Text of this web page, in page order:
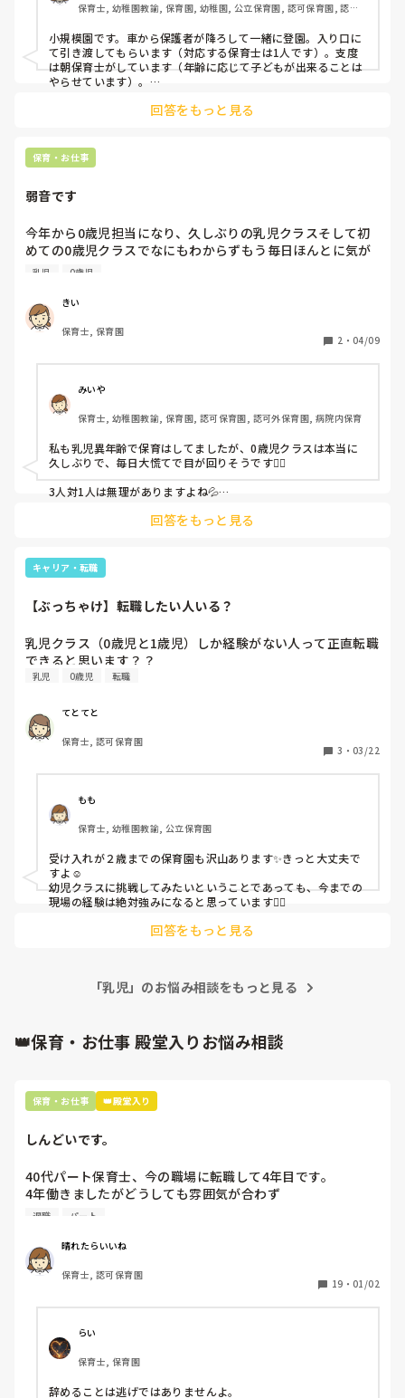
時間は保育士の人数が増える8:30～9:00の間
玄関前に車をつけて保育士2人が対応することしか決まって
いません。
そもそも土曜の振休等で人数が足りない曜日があって
ドライブスルーを始めるなら毎日しなければならないと思う
す！！
保育士, 幼稚園教諭, 保育園, 幼稚園, 公立保育園, 認可保育園, 認
小規模園です。車から保護者が降ろして一緒に登園。入り口に
て引き渡してもらいます（対応する保育士は1人です）。支度
は朝保育士がしています（年齢に応じて子どもが出来ることは
やらせています）。
駐車場が少ないからですか？大雨の日など大変になりますよ
すぎますね😢
回答をもっと見る
保育・お仕事
弱音です
今年から0歳児担当になり、久しぶりの乳児クラスそして初
めての0歳児クラスでなにもわからずもう毎日ほんとに気が
狂いそうです😭
乳児 0歳児
きい
保育士, 保育園
2 ・ 04/09
みいや
保育士, 幼稚園教諭, 保育園, 認可保育園, 認可外保育園, 病院内保育
私も乳児異年齢で保育はしてましたが、0歳児クラスは本当に
久しぶりで、毎日大慌てで目が回りそうです😵‍💫
3人対1人は無理がありますよね💦
今週が無事に終わってホッとしてます😮‍💨来週からもがんばりま
回答をもっと見る
キャリア・転職
【ぶっちゃけ】転職したい人いる？
乳児クラス（0歳児と1歳児）しか経験がない人って正直転職
できると思います？？
乳児 0歳児 転職
てとてと
保育士, 認可保育園
3 ・ 03/22
もも
保育士, 幼稚園教諭, 公立保育園
受け入れが２歳までの保育園も沢山あります✨きっと大丈夫で
すよ☺️
幼児クラスに挑戦してみたいということであっても、今までの
現場の経験は絶対強みになると思っています❤️‍🔥
回答をもっと見る
「乳児」のお悩み相談をもっと見る
👑保育・お仕事 殿堂入りお悩み相談
保育・お仕事 👑殿堂入り
しんどいです。
40代パート保育士、今の職場に転職して4年目です。
4年働きましたがどうしても雰囲気が合わず
退職しようと思っています。
周りの職員は、勤続10年以上から何十年という先生がほとん
どです。
保護者子どもの愚痴悪口が多く、
今で言う不適切保育も
仕方ないよね
もう何も言わずに
子どもの言いなりになればいいんだね
などいう意見で…
退職 パート
晴れたらいいね
保育士, 認可保育園
19 ・ 01/02
らい
保育士, 保育園
辞めることは逃げではありませんよ。